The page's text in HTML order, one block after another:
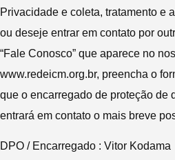
Privacidade e coleta, tratamento e
ou deseje entrar em contato por
“Fale Conosco” que aparece no
www.redeicm.org.br, preencha o
que o encarregado de proteção de
entrará em contato o mais breve
DPO / Encarregado : Vitor Kodama